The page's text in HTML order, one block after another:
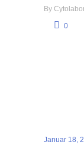
By
0
Januar 18,